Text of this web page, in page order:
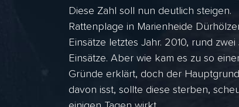
Diese Zahl soll nun deutlich steigen.
Rattenplage in Marienheide
Einsätze letztes Jahr. 2010, rund
Einsätze. Aber wie kam es zu so
Gründe erklärt, doch der
davon isst, sollte diese sterben,